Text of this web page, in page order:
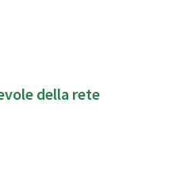
della rete